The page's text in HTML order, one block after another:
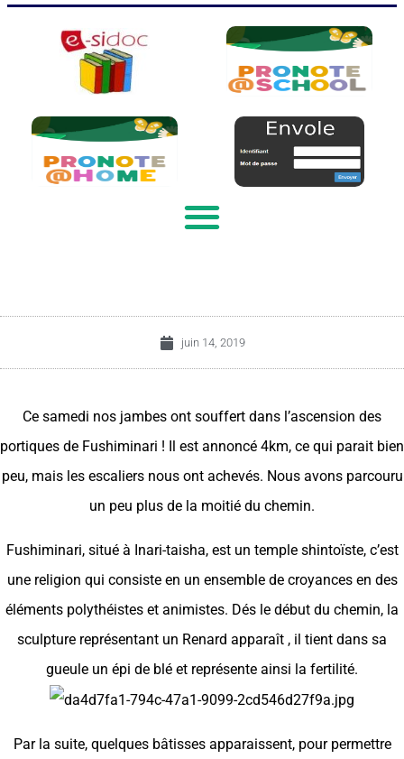
juin 14, 2019
Ce samedi nos jambes ont souffert dans l’ascension des
portiques de Fushiminari ! Il est annoncé 4km, ce qui parait bien
peu, mais les escaliers nous ont achevés. Nous avons parcouru
un peu plus de la moitié du chemin.
Fushiminari, situé à Inari-taisha, est un temple shintoïste, c’est
une religion qui consiste en un ensemble de croyances en des
éléments polythéistes et animistes. Dés le début du chemin, la
sculpture représentant un Renard apparaît , il tient dans sa
gueule un épi de blé et représente ainsi la fertilité.
Par la suite, quelques bâtisses apparaissent, pour permettre